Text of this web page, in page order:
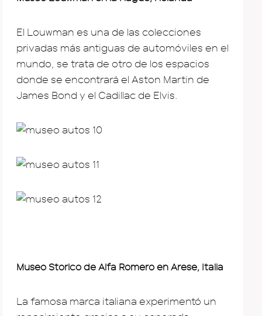
El Louwman es una de las colecciones
privadas más antiguas de automóviles en el
mundo, se trata de otro de los espacios
donde se encontrará el Aston Martin de
James Bond y el Cadillac de Elvis.
Museo Storico de Alfa Romero en Arese, Italia
La famosa marca italiana experimentó un